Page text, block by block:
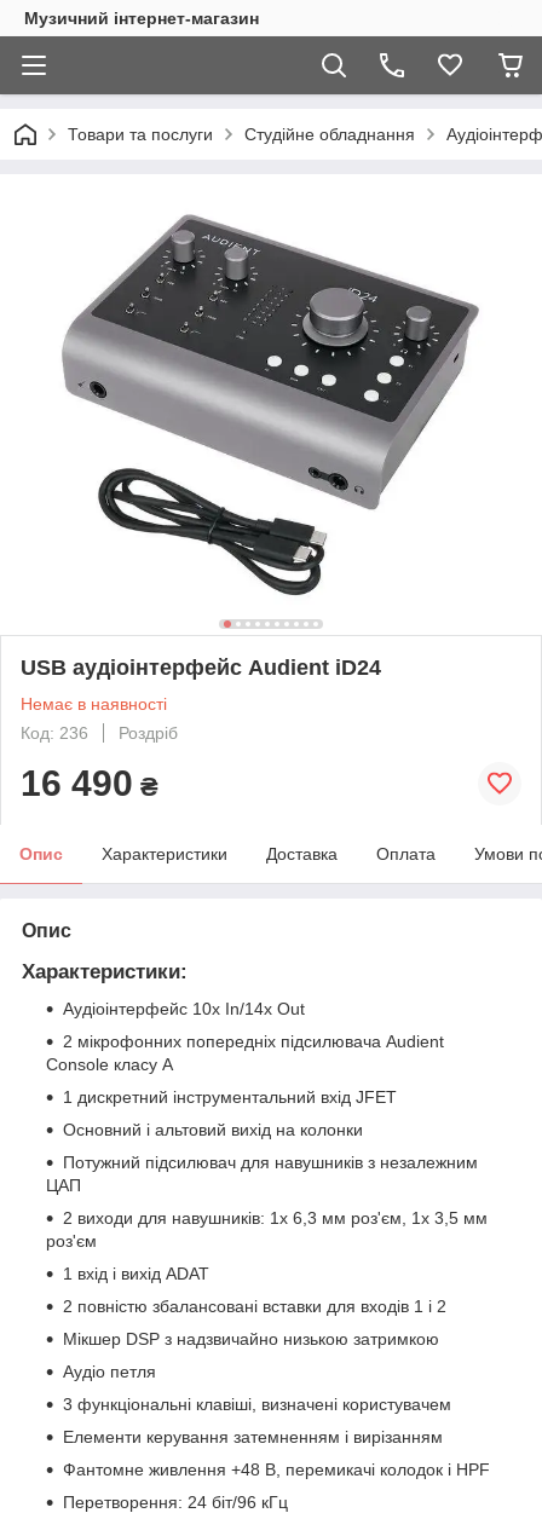
Музичний інтернет-магазин
Товари та послуги Студійне обладнання
USB аудіоінтерфейс Audient iD24
Немає в наявності
Код: 236
Роздріб
16 490 ₴
Опис Характеристики Доставка Оплата Умови
Опис
Характеристики:
Аудіоінтерфейс 10x In/14x Out
2 мікрофонних попередніх підсилювача Audient
Console класу A
1 дискретний інструментальний вхід JFET
Основний і альтовий вихід на колонки
Потужний підсилювач для навушників з незалежним
ЦАП
2 виходи для навушників: 1x 6,3 мм роз'єм, 1x 3,5 мм
роз'єм
1 вхід і вихід ADAT
2 повністю збалансовані вставки для входів 1 і 2
Мікшер DSP з надзвичайно низькою затримкою
Аудіо петля
3 функціональні клавіші, визначені користувачем
Елементи керування затемненням і вирізанням
Фантомне живлення +48 В, перемикачі колодок і HPF
Перетворення: 24 біт/96 кГц